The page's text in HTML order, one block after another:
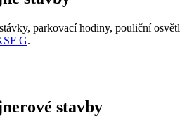
parkovací hodiny, pouliční
G.
stavby